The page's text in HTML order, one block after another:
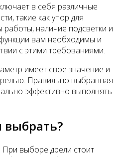
в себя различные
такие как упор для
наличие подсветки и
вам необходимы и
с этими требованиями.
имеет свое значение и
Правильно выбранная
эффективно выполнять
выбрать?
При выборе дрели стоит